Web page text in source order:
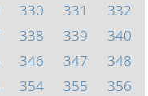
330 331
332
338 339
340
346 347
348
354 355
356